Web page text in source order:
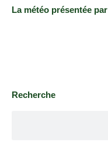
La météo présentée par
Recherche